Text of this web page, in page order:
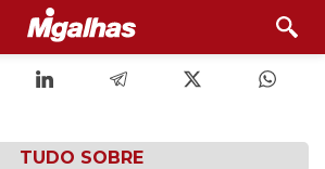
TUDO SOBRE